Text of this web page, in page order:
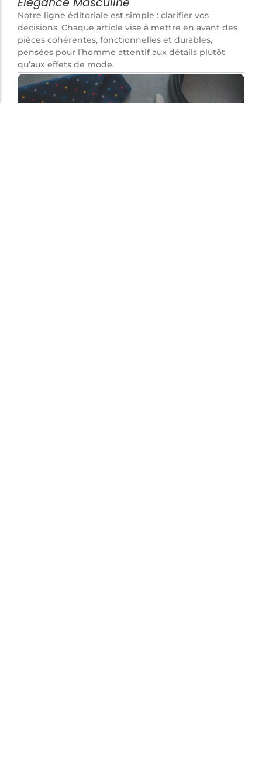
Notre ligne éditoriale est simple : clarifier vos
décisions. Chaque article vise à mettre en avant des
pièces cohérentes, fonctionnelles et durables,
pensées pour l’homme attentif aux détails plutôt
qu’aux effets de mode.